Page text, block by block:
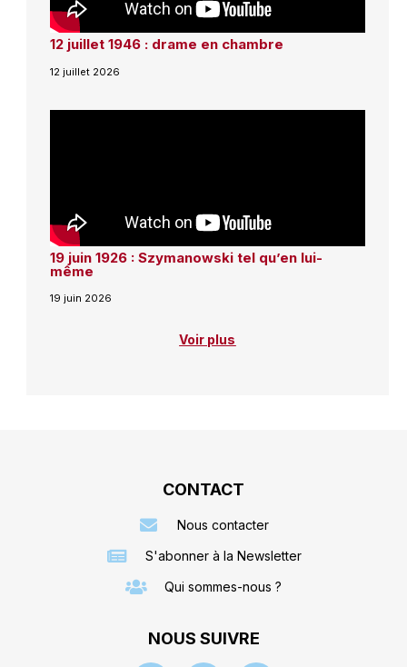
12 juillet 1946 : drame en chambre
12 juillet 2026
19 juin 1926 : Szymanowski tel qu’en lui-
même
19 juin 2026
Voir plus
CONTACT
Nous contacter
S'abonner à la Newsletter
Qui sommes-nous ?
NOUS SUIVRE